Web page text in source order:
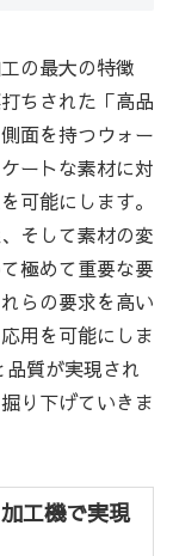
の最大の特徴
ちされた「高品
面を持つウォー
ートな素材に対
可能にします。
そして素材の変
極めて重要な要
らの要求を高い
用を可能にしま
質が実現され
り下げていきま
工機で実現